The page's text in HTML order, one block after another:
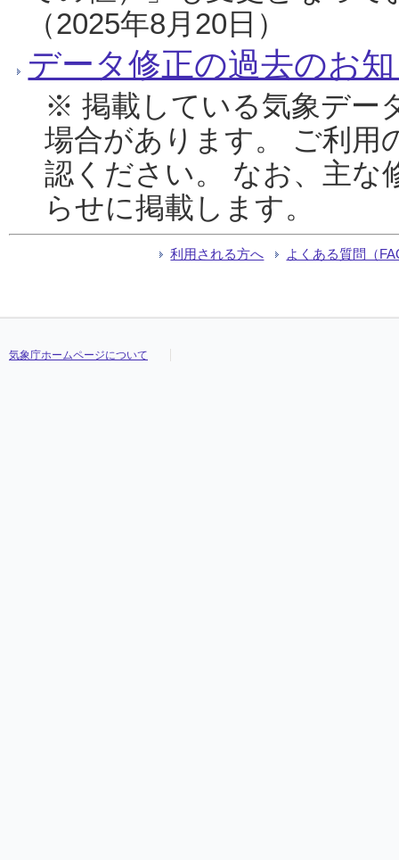
（2025年8月20日）
データ修正の過去のお
※ 掲載している気象デー
場合があります。 ご利用
認ください。 なお、主な
らせに掲載します。
利用される方へ よくある質問（
気象庁ホームページについて